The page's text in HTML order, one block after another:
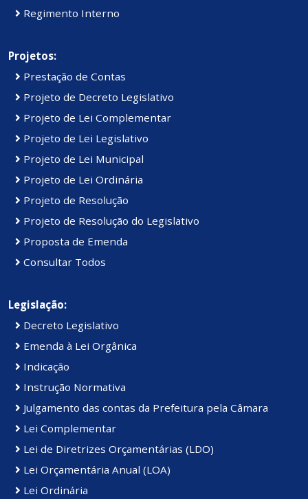
Regimento Interno
Projetos:
Prestação de Contas
Projeto de Decreto Legislativo
Projeto de Lei Complementar
Projeto de Lei Legislativo
Projeto de Lei Municipal
Projeto de Lei Ordinária
Projeto de Resolução
Projeto de Resolução do Legislativo
Proposta de Emenda
Consultar Todos
Legislação:
Decreto Legislativo
Emenda à Lei Orgânica
Indicação
Instrução Normativa
Julgamento das contas da Prefeitura pela Câmara
Lei Complementar
Lei de Diretrizes Orçamentárias (LDO)
Lei Orçamentária Anual (LOA)
Lei Ordinária